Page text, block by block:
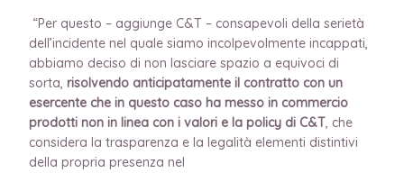
“Per questo – aggiunge C&T – consapevoli della serietà
dell’incidente nel quale siamo incolpevolmente incappati,
abbiamo deciso di non lasciare spazio a equivoci di
sorta, risolvendo anticipatamente il contratto con un
esercente che in questo caso ha messo in commercio
prodotti non in linea con i valori e la policy di C&T, che
considera la trasparenza e la legalità elementi distintivi
della propria presenza nel